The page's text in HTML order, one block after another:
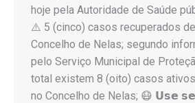
hoje pela Autoridade de Saúde
⚠️ 5 (cinco) casos recuperados
Concelho de Nelas; segundo
pelo Serviço Municipal de
total existem 8 (oito) casos
no Concelho de Nelas; 😷 𝗨𝘀𝗲